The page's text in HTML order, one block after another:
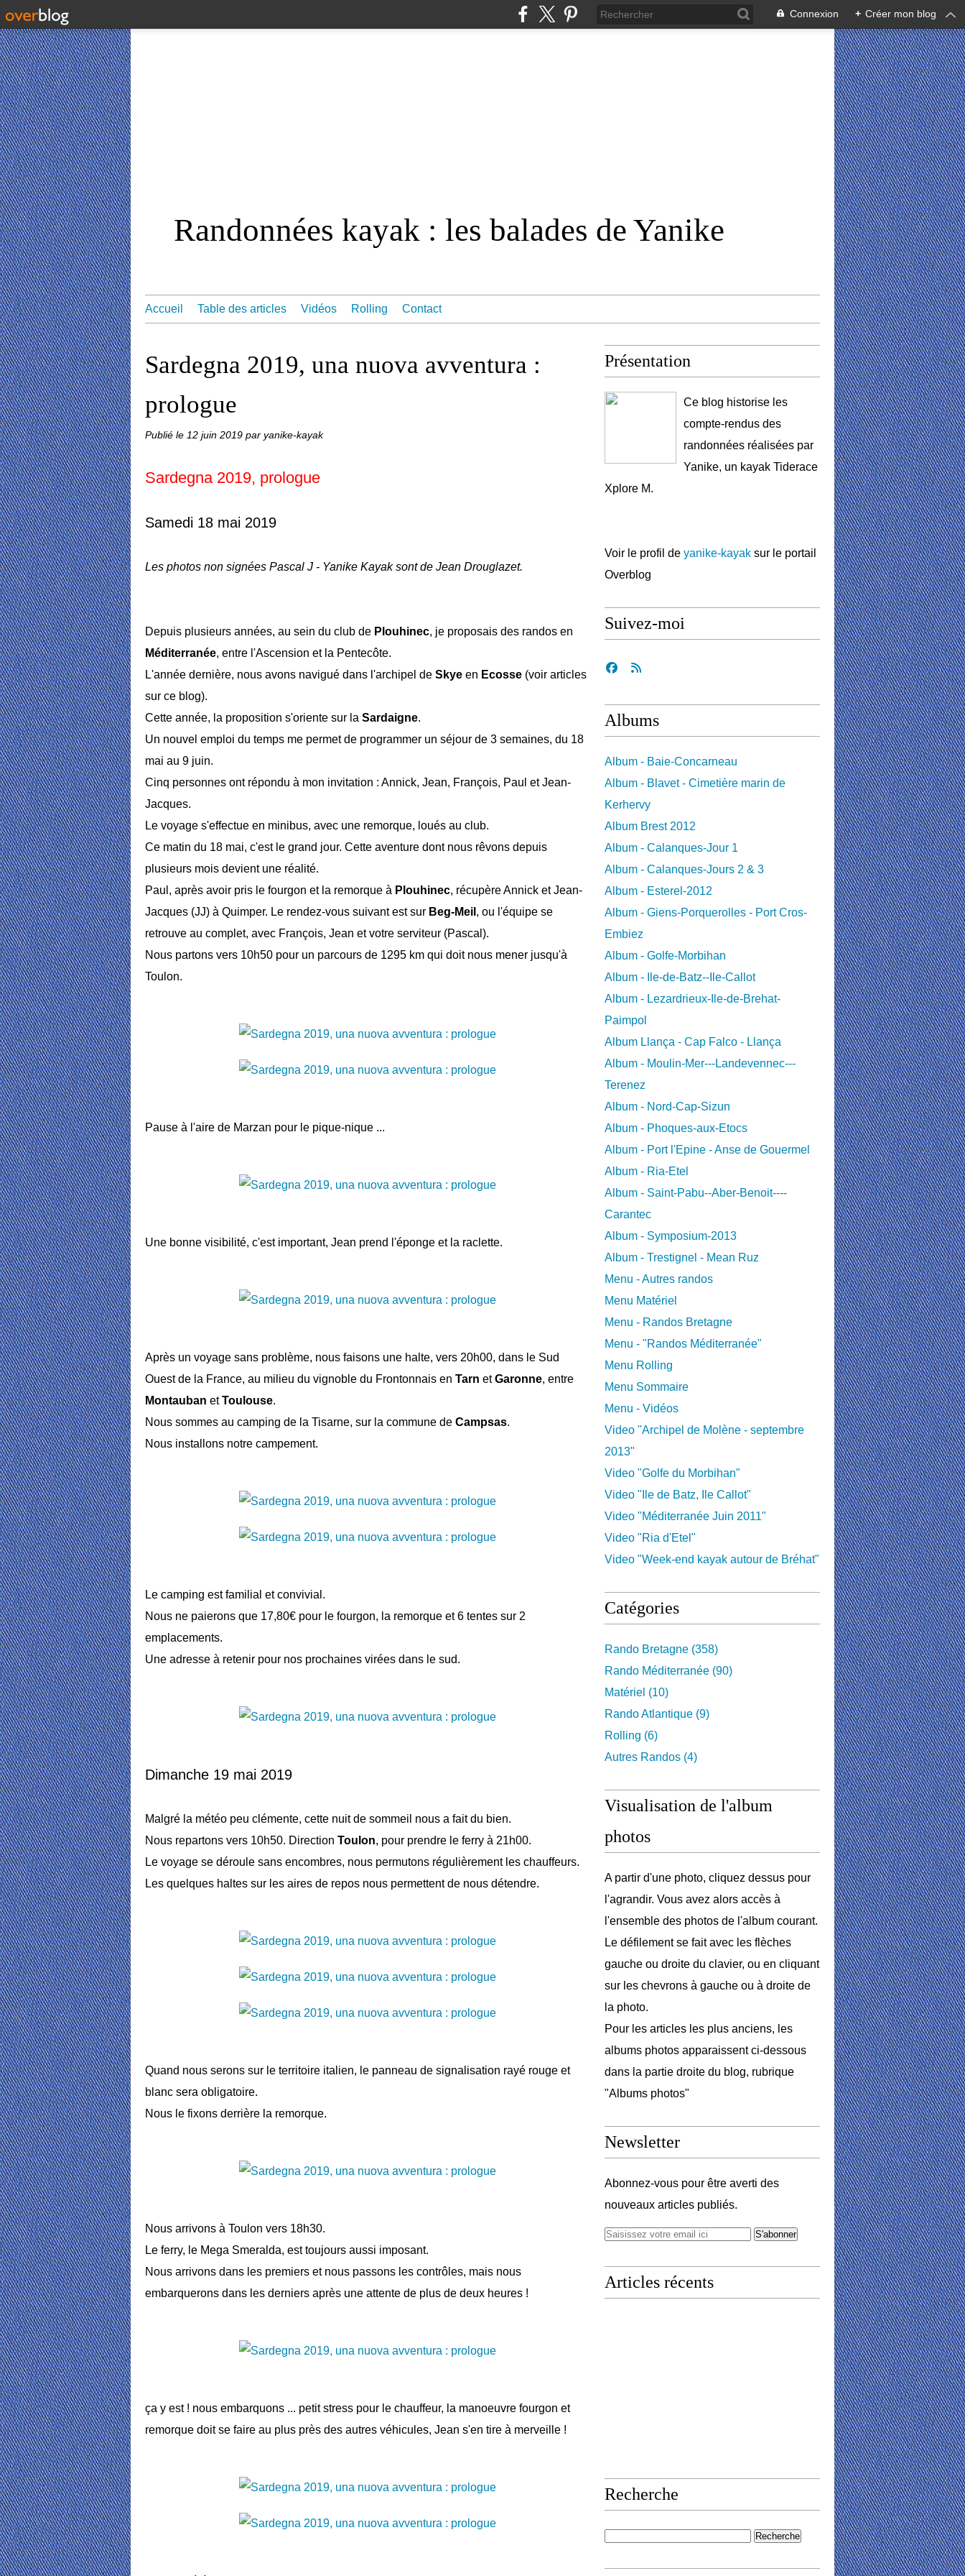
Connexion + Créer mon blog
Randonnées kayak : les balades de Yanike
Accueil Table des articles Vidéos Rolling Contact
Sardegna 2019, una nuova avventura :
prologue
Publié le 12 juin 2019 par yanike-kayak
Sardegna 2019, prologue
Samedi 18 mai 2019
Les photos non signées Pascal J - Yanike Kayak sont de Jean Drouglazet.
Depuis plusieurs années, au sein du club de Plouhinec, je proposais des randos en
Méditerranée, entre l'Ascension et la Pentecôte.
L'année dernière, nous avons navigué dans l'archipel de Skye en Ecosse (voir articles
sur ce blog).
Cette année, la proposition s'oriente sur la Sardaigne.
Un nouvel emploi du temps me permet de programmer un séjour de 3 semaines, du 18
mai au 9 juin.
Cinq personnes ont répondu à mon invitation : Annick, Jean, François, Paul et Jean-
Jacques.
Le voyage s'effectue en minibus, avec une remorque, loués au club.
Ce matin du 18 mai, c'est le grand jour. Cette aventure dont nous rêvons depuis
plusieurs mois devient une réalité.
Paul, après avoir pris le fourgon et la remorque à Plouhinec, récupère Annick et Jean-
Jacques (JJ) à Quimper. Le rendez-vous suivant est sur Beg-Meil , ou l'équipe se
retrouve au complet, avec François, Jean et votre serviteur (Pascal).
Nous partons vers 10h50 pour un parcours de 1295 km qui doit nous mener jusqu'à
Toulon.
Pause à l'aire de Marzan pour le pique-nique ...
Une bonne visibilité, c'est important, Jean prend l'éponge et la raclette.
Après un voyage sans problème, nous faisons une halte, vers 20h00, dans le Sud
Ouest de la France, au milieu du vignoble du Frontonnais en Tarn etGaronne, entre
Montauban etToulouse.
Nous sommes au camping de la Tisarne, sur la commune de Campsas.
Nous installons notre campement.
Le camping est familial et convivial.
Nous ne paierons que 17,80€ pour le fourgon, la remorque et 6 tentes sur 2
emplacements.
Une adresse à retenir pour nos prochaines virées dans le sud.
Dimanche 19 mai 2019
Malgré la météo peu clémente, cette nuit de sommeil nous a fait du bien.
Nous repartons vers 10h50. Direction Toulon, pour prendre le ferry à 21h00.
Le voyage se déroule sans encombres, nous permutons régulièrement les chauffeurs.
Les quelques haltes sur les aires de repos nous permettent de nous détendre.
Quand nous serons sur le territoire italien, le panneau de signalisation rayé rouge et
blanc sera obligatoire.
Nous le fixons derrière la remorque.
Nous arrivons à Toulon vers 18h30.
Le ferry, le Mega Smeralda, est toujours aussi imposant.
Nous arrivons dans les premiers et nous passons les contrôles, mais nous
embarquerons dans les derniers après une attente de plus de deux heures !
ça y est ! nous embarquons ... petit stress pour le chauffeur, la manoeuvre fourgon et
remorque doit se faire au plus près des autres véhicules, Jean s'en tire à merveille !
Présentation
Ce blog historise les
compte-rendus des
randonnées réalisées par
Yanike, un kayak Tiderace
Xplore M.
Voir le profil de yanike-kayak sur le portail
Overblog
Suivez-moi
Albums
Album - Baie-Concarneau
Album - Blavet - Cimetière marin de
Kerhervy
Album Brest 2012
Album - Calanques-Jour 1
Album - Calanques-Jours 2 & 3
Album - Esterel-2012
Album - Giens-Porquerolles - Port Cros-
Embiez
Album - Golfe-Morbihan
Album - Ile-de-Batz--Ile-Callot
Album - Lezardrieux-Ile-de-Brehat-
Paimpol
Album Llança - Cap Falco - Llança
Album - Moulin-Mer---Landevennec---
Terenez
Album - Nord-Cap-Sizun
Album - Phoques-aux-Etocs
Album - Port l'Epine - Anse de Gouermel
Album - Ria-Etel
Album - Saint-Pabu--Aber-Benoit----
Carantec
Album - Symposium-2013
Album - Trestignel - Mean Ruz
Menu - Autres randos
Menu Matériel
Menu - Randos Bretagne
Menu - "Randos Méditerranée"
Menu Rolling
Menu Sommaire
Menu - Vidéos
Video "Archipel de Molène - septembre
2013"
Video "Golfe du Morbihan"
Video "Ile de Batz, Ile Callot"
Video "Méditerranée Juin 2011"
Video "Ria d'Etel"
Video "Week-end kayak autour de Bréhat"
Catégories
Rando Bretagne (358)
Rando Méditerranée (90)
Matériel (10)
Rando Atlantique (9)
Rolling (6)
Autres Randos (4)
Visualisation de l'album
photos
A partir d'une photo, cliquez dessus pour
l'agrandir. Vous avez alors accès à
l'ensemble des photos de l'album courant.
Le défilement se fait avec les flèches
gauche ou droite du clavier, ou en cliquant
sur les chevrons à gauche ou à droite de
la photo.
Pour les articles les plus anciens, les
albums photos apparaissent ci-dessous
dans la partie droite du blog, rubrique
"Albums photos"
Newsletter
Abonnez-vous pour être averti des
nouveaux articles publiés.
Articles récents
Recherche